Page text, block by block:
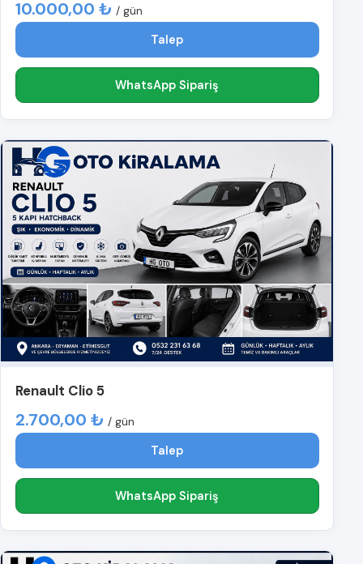
10.000,00 ₺ / gün
Talep
WhatsApp Sipariş
Renault Clio 5
2.700,00 ₺ / gün
Talep
WhatsApp Sipariş